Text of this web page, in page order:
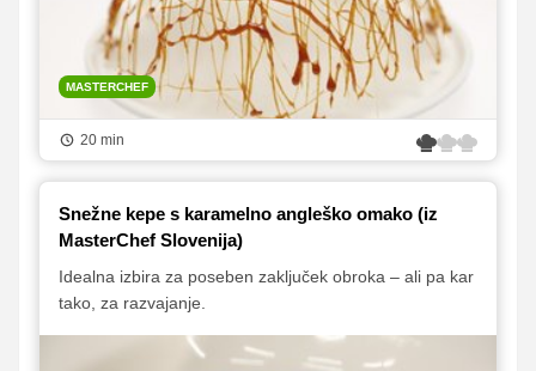
MASTERCHEF
20 min
Snežne kepe s karamelno angleško omako (iz
MasterChef Slovenija)
Idealna izbira za poseben zaključek obroka – ali pa kar
tako, za razvajanje.